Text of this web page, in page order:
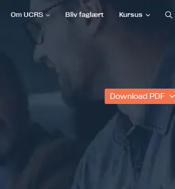
Om UCRS Bliv faglært Kursus
Download PDF